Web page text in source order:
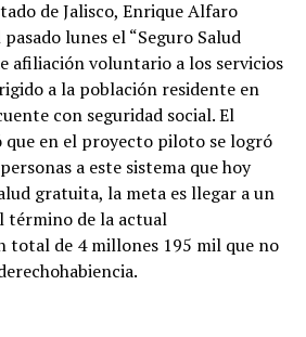
de Jalisco, Enrique Alfaro
lunes el “Seguro Salud
afiliación voluntario a los servicios
a la población residente en
con seguridad social. El
en el proyecto piloto se logró
a este sistema que hoy
gratuita, la meta es llegar a un
término de la actual
total de 4 millones 195 mil que no